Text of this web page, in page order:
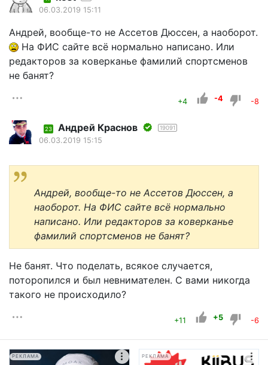
06.03.2019 15:11
Андрей, вообще-то не Ассетов Дюссен, а наоборот.
На ФИС сайте всё нормально написано. Или
редакторов за коверканье фамилий спортсменов
не банят?
+4 -4 -8
23 Андрей Краснов 19091
06.03.2019 15:15
Андрей, вообще-то не Ассетов Дюссен, а
наоборот. На ФИС сайте всё нормально
написано. Или редакторов за коверканье
фамилий спортсменов не банят?
Не банят. Что поделать, всякое случается,
поторопился и был невнимателен. С вами никогда
такого не происходило?
+11 +5 -6
РЕКЛАМА РЕКЛАМА